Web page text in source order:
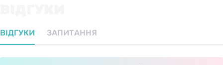
ВІДГУКИ ЗАПИТАННЯ